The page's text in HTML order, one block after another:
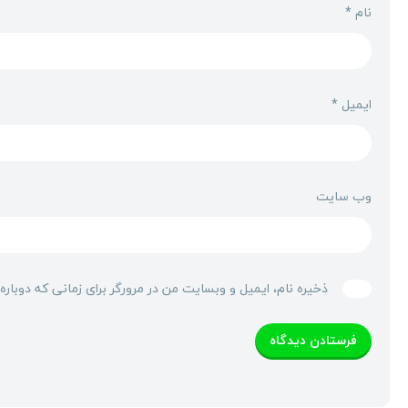
نام*
ایمیل *
وب‌ سایت
ذخیره نام، ایمیل و وبسایت من در مرورگر برای زمانی که